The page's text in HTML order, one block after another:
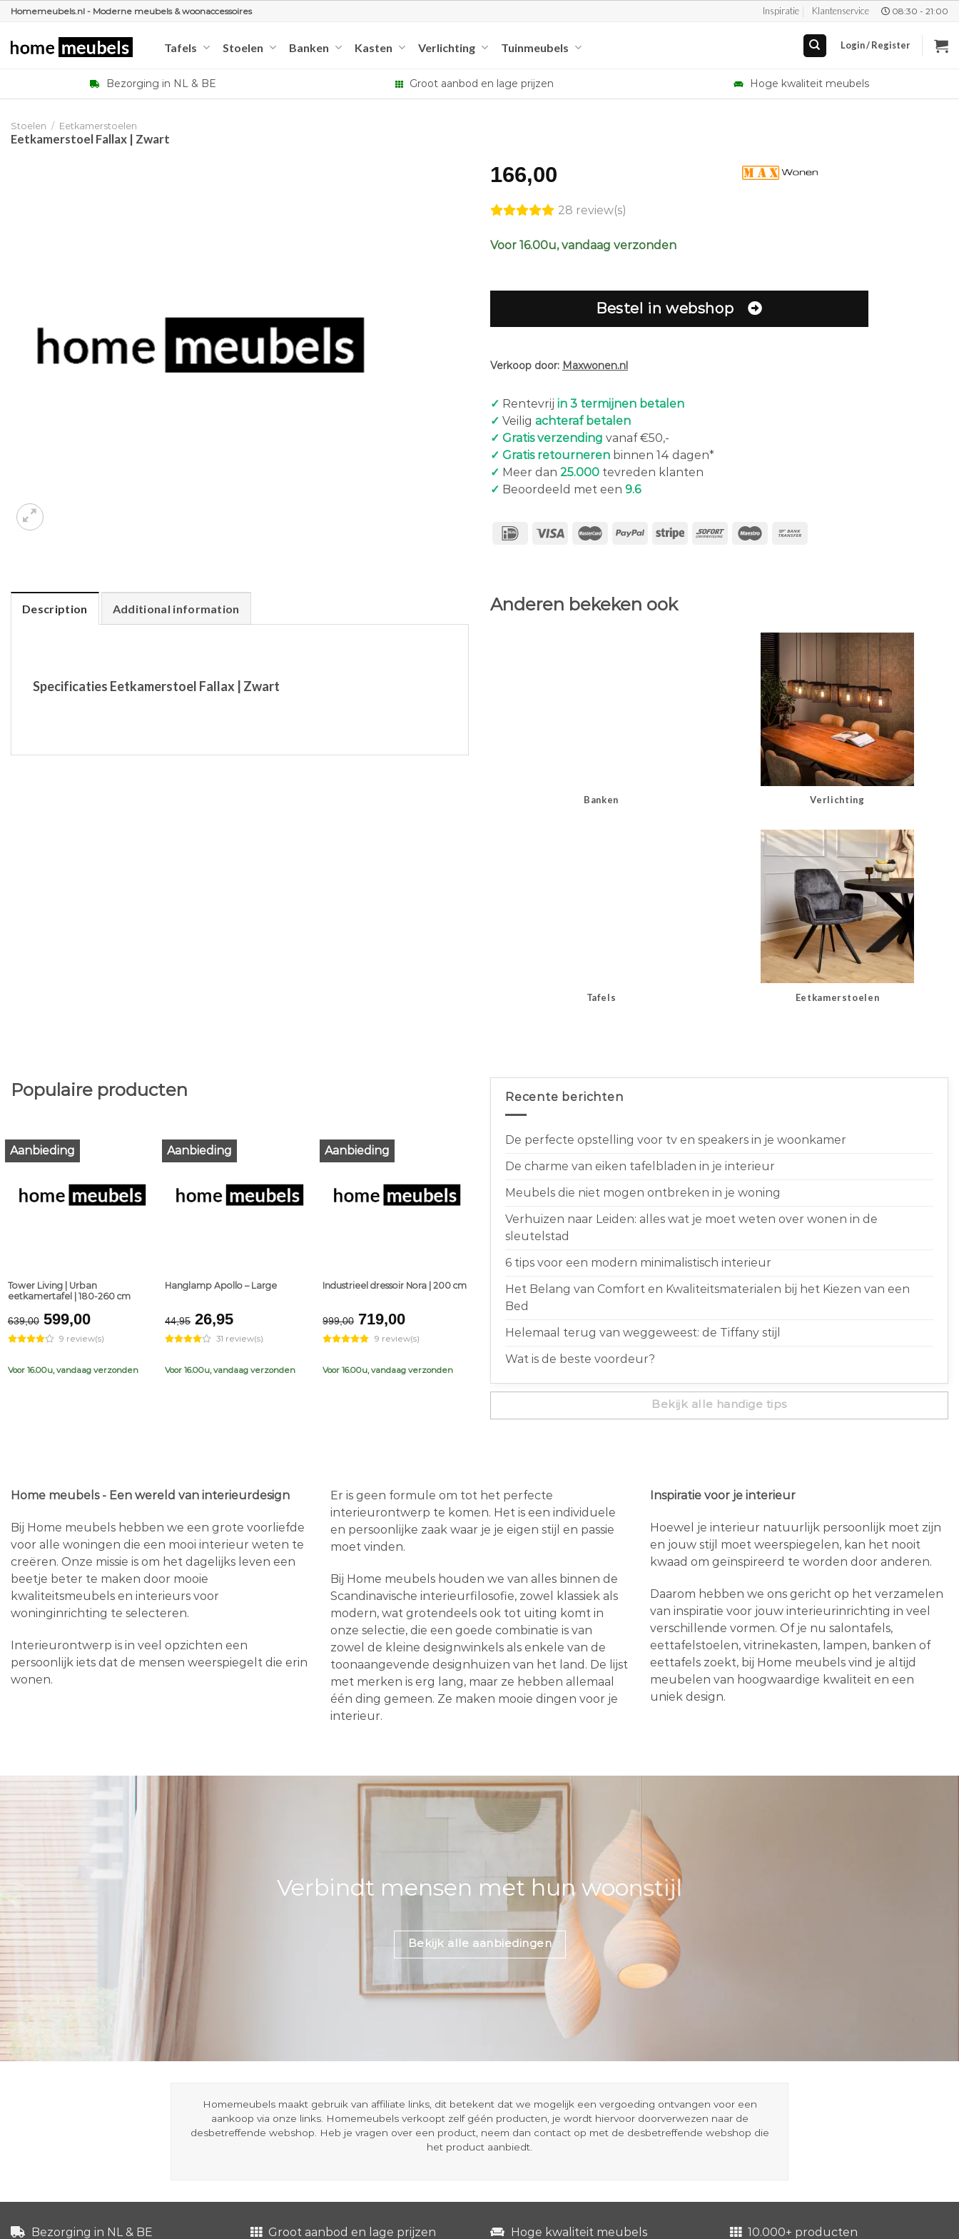
Ga
inhoud
Homemeubels.nl - Moderne meubels & woonaccessoires Inspiratie Klantenservice 08:30 - 21:00
Tafels Stoelen Banken Kasten Verlichting Tuinmeubels Login / Register
Bezorging in NL & BE Groot aanbod en lage prijzen Hoge kwaliteit meubels
Stoelen / Eetkamerstoelen
Eetkamerstoel Fallax | Zwart
166,00
28 review(s)
Voor 16.00u, vandaag verzonden
Bestel in webshop
Verkoop door: Maxwonen.nl
✓ Rentevrij in 3 termijnen betalen
✓ Veilig achteraf betalen
✓ Gratis verzending vanaf €50,-
✓ Gratis retourneren binnen 14 dagen*
✓ Meer dan 25.000 tevreden klanten
✓ Beoordeeld met een 9.6
Description Additional information
Specificaties Eetkamerstoel Fallax | Zwart
Anderen bekeken ook
Banken Verlichting
Tafels Eetkamerstoelen
Populaire producten
Aanbieding
Tower Living | Urban
eetkamertafel | 180-260 cm
639,00 Original
price
was:
€639,00.
599,00Current
price
is:
€599,00.
9 review(s)
Voor 16.00u, vandaag verzonden
Aanbieding
Hanglamp Apollo – Large
44,95 Original
price
was:
€44,95.
26,95Current
price
is:
€26,95.
31 review(s)
Voor 16.00u, vandaag verzonden
Aanbieding
Industrieel dressoir Nora | 200 cm
999,00 Original
price
was:
€999,00.
719,00Current
price
is:
€719,00.
9 review(s)
Voor 16.00u, vandaag verzonden
Recente berichten
De perfecte opstelling voor tv en speakers in je woonkamer
De charme van eiken tafelbladen in je interieur
Meubels die niet mogen ontbreken in je woning
Verhuizen naar Leiden: alles wat je moet weten over wonen in de
sleutelstad
6 tips voor een modern minimalistisch interieur
Het Belang van Comfort en Kwaliteitsmaterialen bij het Kiezen van een
Bed
Helemaal terug van weggeweest: de Tiffany stijl
Wat is de beste voordeur?
Bekijk alle handige tips
Home meubels - Een wereld van interieurdesign
Bij Home meubels hebben we een grote voorliefde
voor alle woningen die een mooi interieur weten te
creëren. Onze missie is om het dagelijks leven een
beetje beter te maken door mooie
kwaliteitsmeubels en interieurs voor
woninginrichting te selecteren.
Interieurontwerp is in veel opzichten een
persoonlijk iets dat de mensen weerspiegelt die erin
wonen.
Er is geen formule om tot het perfecte
interieurontwerp te komen. Het is een individuele
en persoonlijke zaak waar je je eigen stijl en passie
moet vinden.
Bij Home meubels houden we van alles binnen de
Scandinavische interieurfilosofie, zowel klassiek als
modern, wat grotendeels ook tot uiting komt in
onze selectie, die een goede combinatie is van
zowel de kleine designwinkels als enkele van de
toonaangevende designhuizen van het land. De lijst
met merken is erg lang, maar ze hebben allemaal
één ding gemeen. Ze maken mooie dingen voor je
interieur.
Inspiratie voor je interieur
Hoewel je interieur natuurlijk persoonlijk moet zijn
en jouw stijl moet weerspiegelen, kan het nooit
kwaad om geïnspireerd te worden door anderen.
Daarom hebben we ons gericht op het verzamelen
van inspiratie voor jouw interieurinrichting in veel
verschillende vormen. Of je nu salontafels,
eettafelstoelen, vitrinekasten, lampen, banken of
eettafels zoekt, bij Home meubels vind je altijd
meubelen van hoogwaardige kwaliteit en een
uniek design.
Verbindt mensen met hun woonstijl
Bekijk alle aanbiedingen
Homemeubels maakt gebruik van affiliate links, dit betekent dat we mogelijk een vergoeding ontvangen voor een
aankoop via onze links. Homemeubels verkoopt zelf géén producten, je wordt hiervoor doorverwezen naar de
desbetreffende webshop. Heb je vragen over een product, neem dan contact op met de desbetreffende webshop die
het product aanbiedt.
Bezorging in NL & BE Groot aanbod en lage prijzen Hoge kwaliteit meubels 10.000+ producten